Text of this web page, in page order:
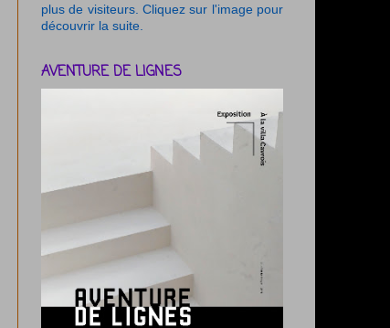
plus de visiteurs. Cliquez sur l'image pour
découvrir la suite.
AVENTURE DE LIGNES